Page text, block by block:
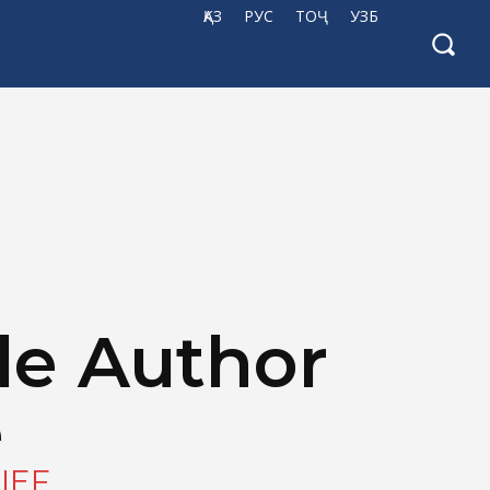
ҚАЗ РУС ТОҶ УЗБ
Author